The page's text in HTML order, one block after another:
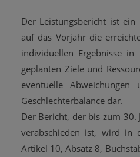
Der Leistungsbericht ist
auf das Vorjahr die
individuellen Ergebnisse
geplanten Ziele und
eventuelle
Geschlechterbalance dar.
Der Bericht, der bis zum 30.
verabschieden ist, wird in
Artikel 10, Absatz 8,